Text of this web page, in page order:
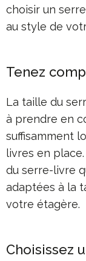
choisir un
au style de
Tenez
La taille du
à prendre en
suffisamment
livres en
du serre-livre
adaptées à la
votre étagère.
Choisissez